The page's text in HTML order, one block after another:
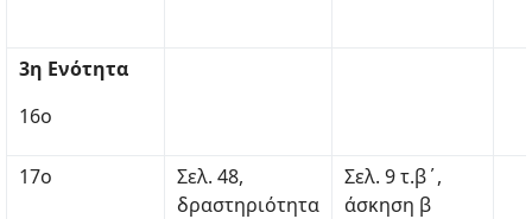
3η Ενότητα
16ο
17ο
Σελ. 48,
δραστηριότητα
Σελ. 9 τ.β΄,
άσκηση β